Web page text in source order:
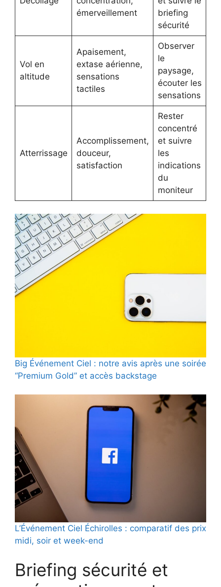
émerveillement
briefing
sécurité
Vol en
altitude
Apaisement,
extase aérienne,
sensations
tactiles
Observer
le
paysage,
écouter les
sensations
Atterrissage
Accomplissement,
douceur,
satisfaction
Rester
concentré
et suivre
les
indications
du
moniteur
Big Événement Ciel : notre avis après une soirée
“Premium Gold” et accès backstage
L’Événement Ciel Échirolles : comparatif des prix
midi, soir et week-end
Briefing sécurité et